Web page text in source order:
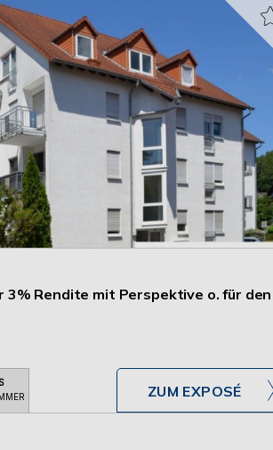
3% Rendite mit Perspektive o. für den
ZUM EXPOSÉ